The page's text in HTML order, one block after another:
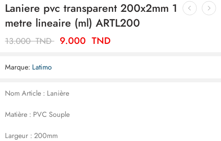
Laniere pvc transparent 200x2mm 1
metre lineaire (ml) ARTL200
13.000TND 9.000 TND
Marque: Latimo
Nom Article : Lanière
Matière : PVC Souple
Largeur : 200mm